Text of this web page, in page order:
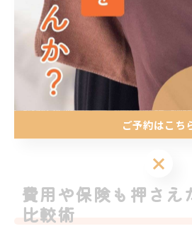
専念できる環境が整っています。
注意点として、スタッフの知識や
合、誤ったアドバイスや不十分な
こともあります。信頼できる院を
資格や経験年数、実際の相談事例
費用や保険も押さえ
比較術
ご予約はこちら
ご予約はこち